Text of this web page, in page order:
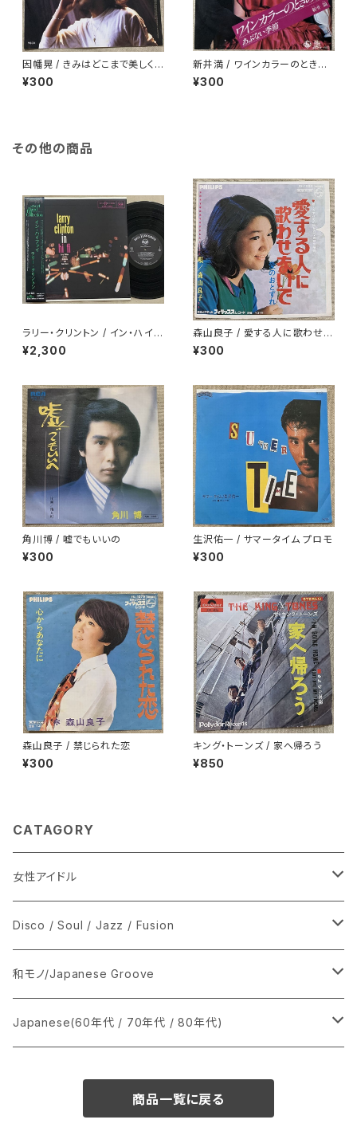
因幡晃 / きみはどこまで美しく
なるのか
¥300
新井満 / ワインカラーのときめ
き
¥300
その他の商品
ラリー・クリントン / イン・ハイフ
ァイ
¥2,300
森山良子 / 愛する人に歌わせな
いで
¥300
角川博 / 嘘でもいいの
¥300
生沢佑一 / サマータイム プロモ
¥300
森山良子 / 禁じられた恋
¥300
キング・トーンズ / 家へ帰ろう
¥850
CATAGORY
女性アイドル
シングル盤
あ行
か行
LP
CD
Disco / Soul / Jazz / Fusion
シングル盤
A
12インチ・シングル
和モノ/Japanese Groove
シングル盤
Japanese(60年代 / 70年代 / 80年代)
商品一覧に戻る